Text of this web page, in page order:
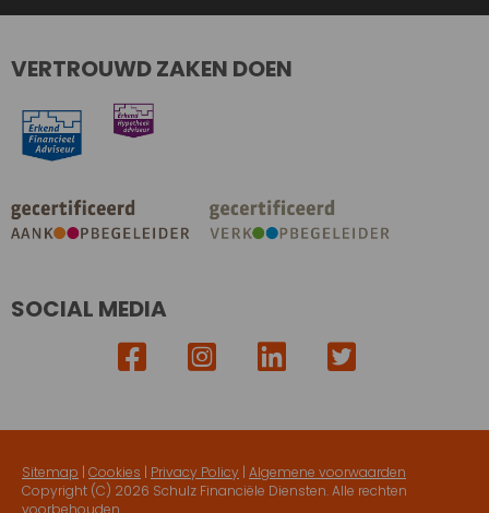
VERTROUWD ZAKEN DOEN
SOCIAL MEDIA
Sitemap | Cookies | Privacy Policy | Algemene voorwaarden
Copyright (C) 2026 Schulz Financiële Diensten. Alle rechten
voorbehouden.